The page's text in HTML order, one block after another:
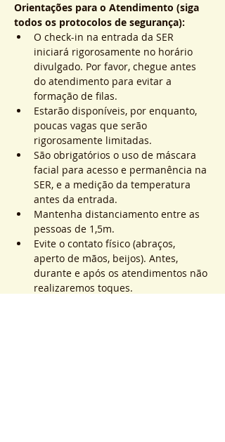
Orientações para o Atendimento (siga
todos os protocolos de segurança):
O check-in na entrada da SER
iniciará rigorosamente no horário
divulgado. Por favor, chegue antes
do atendimento para evitar a
formação de filas.
Estarão disponíveis, por enquanto,
poucas vagas que serão
rigorosamente limitadas.
São obrigatórios o uso de máscara
facial para acesso e permanência na
SER, e a medição da temperatura
antes da entrada.
Mantenha distanciamento entre as
pessoas de 1,5m.
Evite o contato físico (abraços,
aperto de mãos, beijos). Antes,
durante e após os atendimentos não
realizaremos toques.